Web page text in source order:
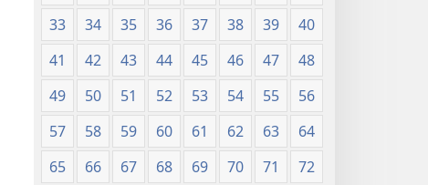
33
34 35 36 37 38 39
40
41
42 43 44 45 46 47
48
49
50 51 52 53 54 55
56
57
58 59 60 61 62 63
64
65
66 67 68 69 70 71
72